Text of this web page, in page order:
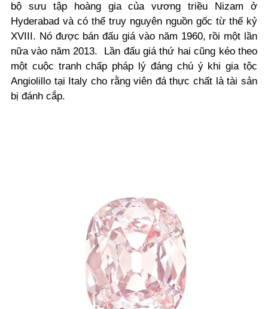
bộ sưu tập hoàng gia của vương triều Nizam ở
Hyderabad và có thể truy nguyên nguồn gốc từ thế kỷ
XVIII. Nó được bán đấu giá vào năm 1960, rồi một lần
nữa vào năm 2013.
Lần đấu giá thứ hai cũng kéo theo
một cuộc tranh chấp pháp lý đáng chú ý khi gia tộc
Angiolillo tại Italy cho rằng viên đá thực chất là tài sản
bị đánh cắp.